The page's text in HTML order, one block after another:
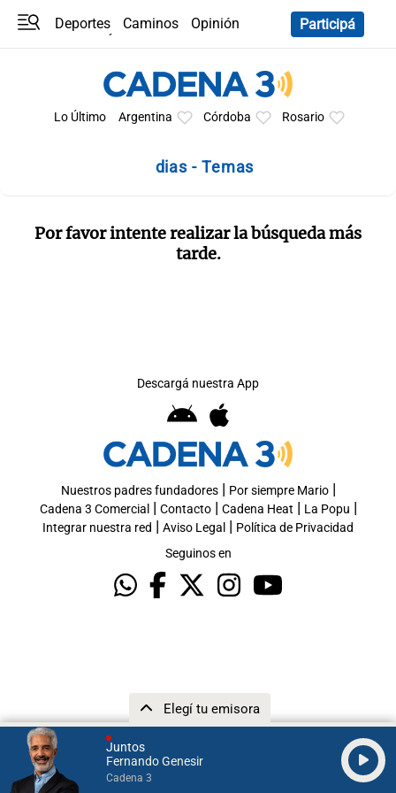
Juntos
Fernando Genesir
Cadena 3
Elegí tu emisora
Deportes Caminos
Opinión
Participá
Lo Último Argentina Córdoba Rosario
dias - Temas
Por favor intente realizar la búsqueda más
tarde.
Descargá nuestra App
Nuestros padres fundadores| Por siempre Mario|
Cadena 3 Comercial | Contacto| Cadena Heat | La Popu |
Integrar nuestra red | Aviso Legal | Política de Privacidad
Seguinos en